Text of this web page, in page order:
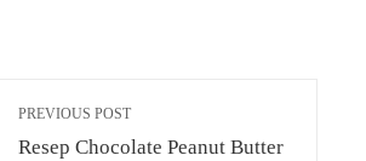
PREVIOUS POST
Resep Chocolate Peanut Butter